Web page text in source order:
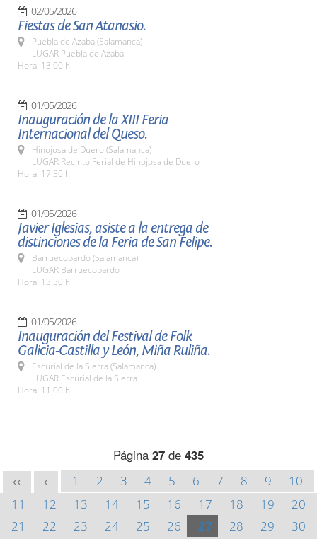
02/05/2026
Fiestas de San Atanasio.
Puebla de Azaba (Salamanca)
LUGAR Puebla de Azaba
Hora: 13:00 h.
01/05/2026
Inauguración de la XIII Feria
Internacional del Queso.
Hinojosa de Duero (Salamanca)
LUGAR Recinto Ferial de Hinojosa de Duero
Hora: 17:30 h.
01/05/2026
Javier Iglesias, asiste a la entrega de
distinciones de la Feria de San Felipe.
Barruecopardo (Salamanca)
LUGAR Barruecopardo
Hora: 13:30 h.
01/05/2026
Inauguración del Festival de Folk
Galicia-Castilla y León, Miña Ruliña.
Escurial de la Sierra (Salamanca)
LUGAR Escurial de la Sierra
Hora: 11:00 h.
Página 27 de 435
<< < 1 2 3 4 5 6 7 8 9
10
11
12 13 14 15 16 17 18 19
20
21
22 23 24 25 26 27 28 29
30